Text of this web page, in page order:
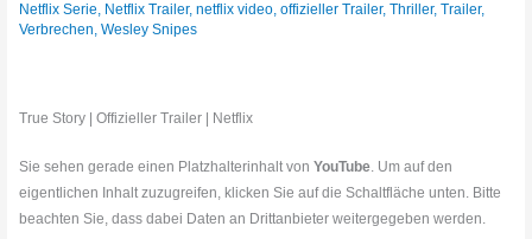
Netflix Serie Netflix Trailer,netflix video ,offizieller Trailer,Thriller,Trailer,
Verbrechen ,Wesley Snipes
True Story | Offizieller Trailer | Netflix
Sie sehen gerade einen Platzhalterinhalt vonYouTube. Um auf den
eigentlichen Inhalt zuzugreifen, klicken Sie auf die Schaltfläche unten. Bitte
beachten Sie, dass dabei Daten an Drittanbieter weitergegeben werden.